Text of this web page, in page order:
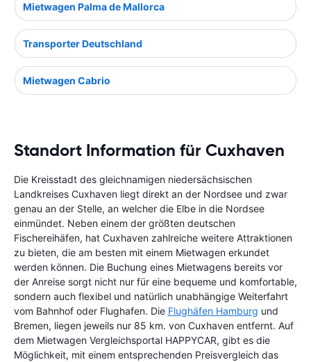
Mietwagen Palma de Mallorca
Transporter Deutschland
Mietwagen Cabrio
Standort Information für Cuxhaven
Die Kreisstadt des gleichnamigen niedersächsischen
Landkreises Cuxhaven liegt direkt an der Nordsee und zwar
genau an der Stelle, an welcher die Elbe in die Nordsee
einmündet. Neben einem der größten deutschen
Fischereihäfen, hat Cuxhaven zahlreiche weitere Attraktionen
zu bieten, die am besten mit einem Mietwagen erkundet
werden können. Die Buchung eines Mietwagens bereits vor
der Anreise sorgt nicht nur für eine bequeme und komfortable,
sondern auch flexibel und natürlich unabhängige Weiterfahrt
vom Bahnhof oder Flughafen. Die Flughäfen Hamburg und
Bremen, liegen jeweils nur 85 km. von Cuxhaven entfernt. Auf
dem Mietwagen Vergleichsportal HAPPYCAR, gibt es die
Möglichkeit, mit einem entsprechenden Preisvergleich das